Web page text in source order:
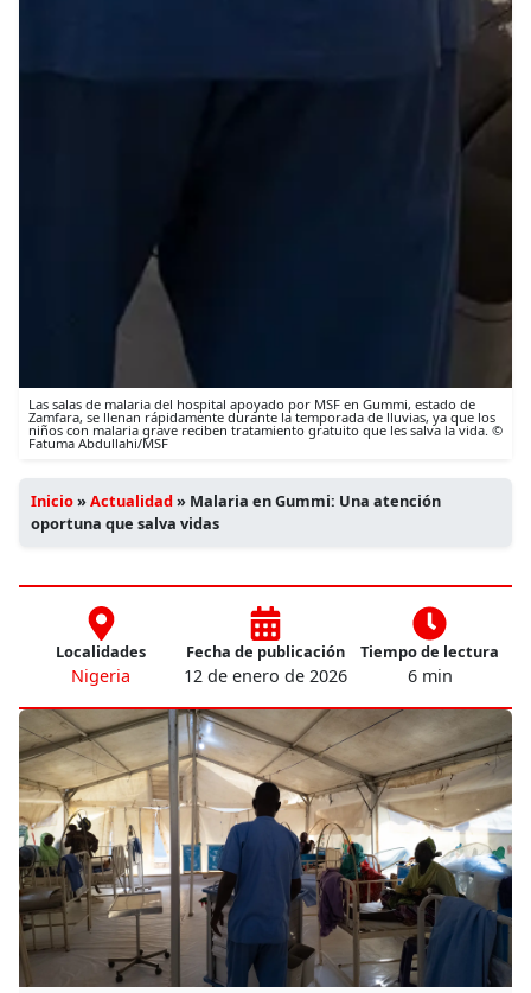
Las salas de malaria del hospital apoyado por MSF en Gummi, estado de
Zamfara, se llenan rápidamente durante la temporada de lluvias, ya que los
niños con malaria grave reciben tratamiento gratuito que les salva la vida. ©
Fatuma Abdullahi/MSF
Inicio»Actualidad» Malaria en Gummi: Una atención
oportuna que salva vidas
Localidades
Nigeria
Fecha de publicación
12 de enero de 2026
Tiempo de lectura
6 min